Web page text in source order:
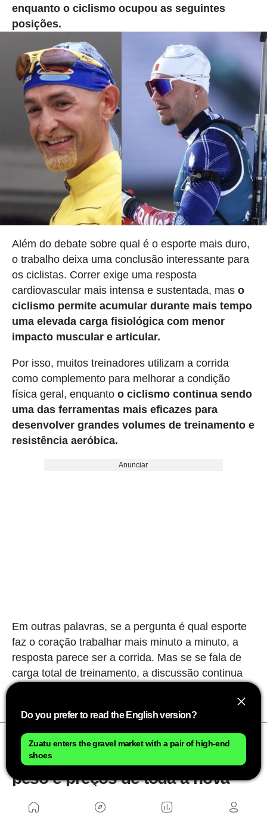
enquanto o ciclismo ocupou as seguintes
posições.
Além do debate sobre qual é o esporte mais duro,
o trabalho deixa uma conclusão interessante para
os ciclistas. Correr exige uma resposta
cardiovascular mais intensa e sustentada, mas o
ciclismo permite acumular durante mais tempo
uma elevada carga fisiológica com menor
impacto muscular e articular.
Por isso, muitos treinadores utilizam a corrida
como complemento para melhorar a condição
física geral, enquanto o ciclismo continua sendo
uma das ferramentas mais eficazes para
desenvolver grandes volumes de treinamento e
resistência aeróbica.
Anunciar
Em outras palavras, se a pergunta é qual esporte
faz o coração trabalhar mais minuto a minuto, a
resposta parece ser a corrida. Mas se se fala de
carga total de treinamento, a discussão continua
completamente aberta.
Specialized Epic 9: modelos,
peso e preços de toda a nova
Do you prefer to read the English version?
Zuatu enters the gravel market with a pair of high-end
shoes